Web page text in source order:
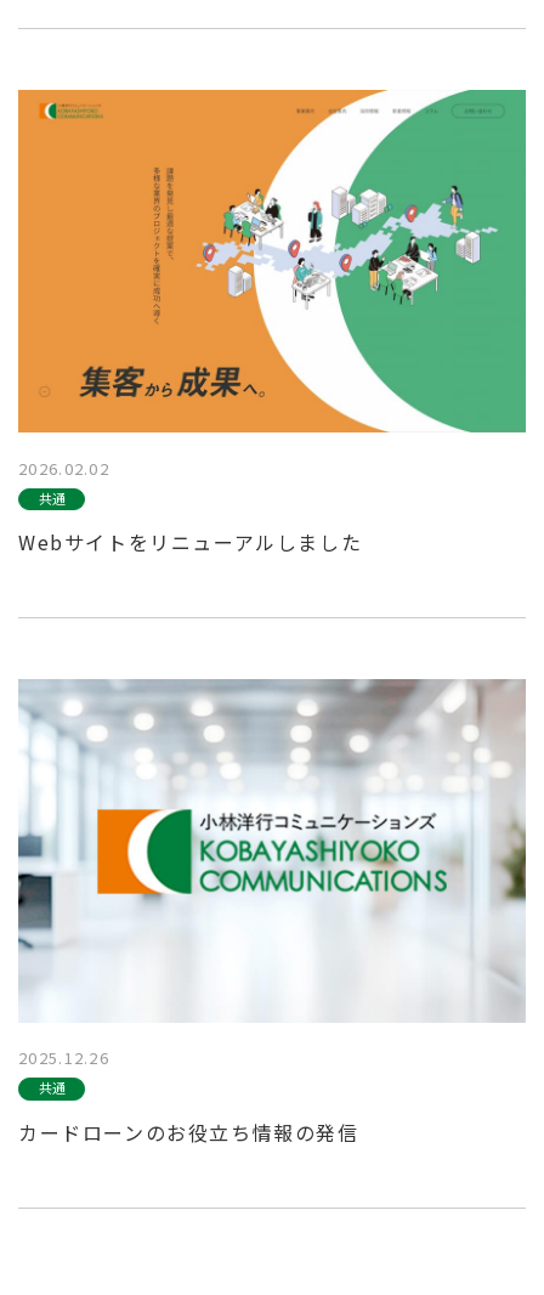
2026.02.02
共通
Webサイトをリニューアルしました
2025.12.26
共通
カードローンのお役立ち情報の発信